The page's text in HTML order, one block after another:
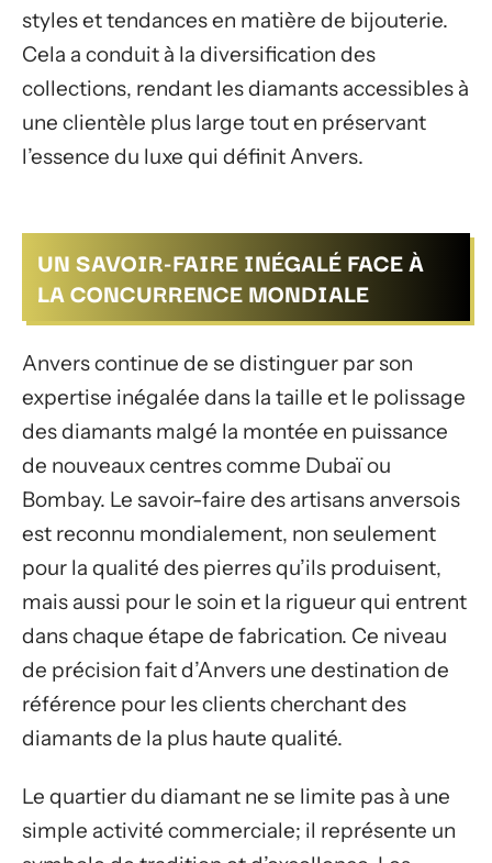
styles et tendances en matière de bijouterie.
Cela a conduit à la diversification des
collections, rendant les diamants accessibles à
une clientèle plus large tout en préservant
l’essence du luxe qui définit Anvers.
UN SAVOIR-FAIRE INÉGALÉ FACE À
LA CONCURRENCE MONDIALE
Anvers continue de se distinguer par son
expertise inégalée dans la taille et le polissage
des diamants malgé la montée en puissance
de nouveaux centres comme Dubaï ou
Bombay. Le savoir-faire des artisans anversois
est reconnu mondialement, non seulement
pour la qualité des pierres qu’ils produisent,
mais aussi pour le soin et la rigueur qui entrent
dans chaque étape de fabrication. Ce niveau
de précision fait d’Anvers une destination de
référence pour les clients cherchant des
diamants de la plus haute qualité.
Le quartier du diamant ne se limite pas à une
simple activité commerciale; il représente un